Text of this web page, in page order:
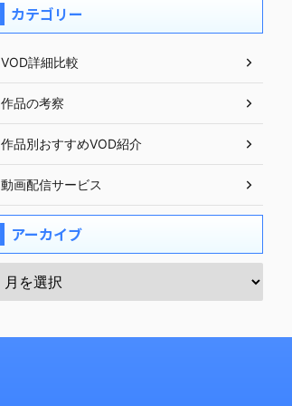
カテゴリー
VOD詳細比較
作品の考察
作品別おすすめVOD紹介
動画配信サービス
アーカイブ